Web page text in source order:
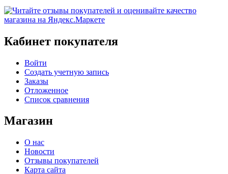
Кабинет покупателя
Войти
Создать учетную запись
Заказы
Отложенное
Список сравнения
Магазин
О нас
Новости
Отзывы покупателей
Карта сайта